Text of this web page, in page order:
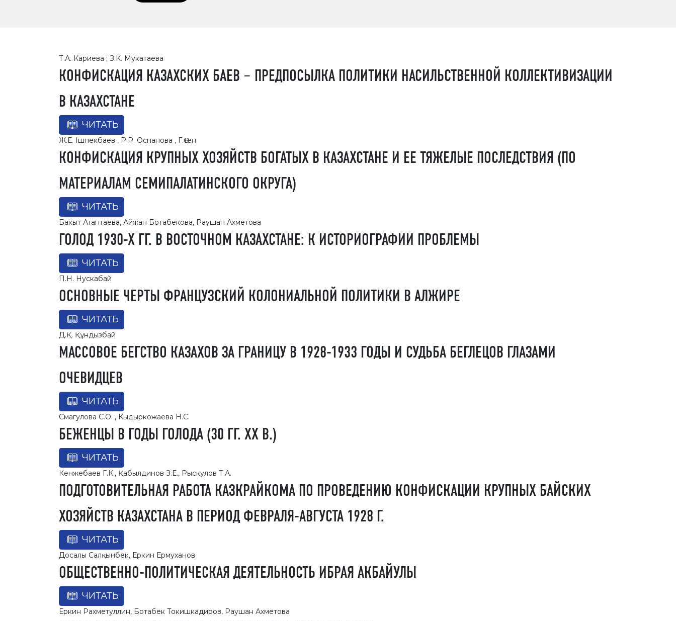
Т.А. Кариева ; З.К. Мукатаева
КОНФИСКАЦИЯ КАЗАХСКИХ БАЕВ – ПРЕДПОСЫЛКА ПОЛИТИКИ НАСИЛЬСТВЕННОЙ КОЛЛЕКТИВИЗАЦИИ
В КАЗАХСТАНЕ
ЧИТАТЬ
Ж.Е. Ішпекбаев , Р.Р. Оспанова , Г.Өтен
КОНФИСКАЦИЯ КРУПНЫХ ХОЗЯЙСТВ БОГАТЫХ В КАЗАХСТАНЕ И ЕЕ ТЯЖЕЛЫЕ ПОСЛЕДСТВИЯ (ПО
МАТЕРИАЛАМ СЕМИПАЛАТИНСКОГО ОКРУГА)
ЧИТАТЬ
Бакыт Атантаева, Айжан Ботабекова, Раушан Ахметова
ГОЛОД 1930-Х ГГ. В ВОСТОЧНОМ КАЗАХСТАНЕ: К ИСТОРИОГРАФИИ ПРОБЛЕМЫ
ЧИТАТЬ
П.Н. Нускабай
ОСНОВНЫЕ ЧЕРТЫ ФРАНЦУЗСКИЙ КОЛОНИАЛЬНОЙ ПОЛИТИКИ В АЛЖИРЕ
ЧИТАТЬ
Д.Қ. Құндызбай
МАССОВОЕ БЕГСТВО КАЗАХОВ ЗА ГРАНИЦУ В 1928-1933 ГОДЫ И СУДЬБА БЕГЛЕЦОВ ГЛАЗАМИ
ОЧЕВИДЦЕВ
ЧИТАТЬ
Смагулова С.О. , Кыдыркожаева Н.С.
БЕЖЕНЦЫ В ГОДЫ ГОЛОДА (30 ГГ. ХХ В.)
ЧИТАТЬ
Кенжебаев Г.К., Қабылдинов З.Е., Рыскулов Т.А.
ПОДГОТОВИТЕЛЬНАЯ РАБОТА КАЗКРАЙКОМА ПО ПРОВЕДЕНИЮ КОНФИСКАЦИИ КРУПНЫХ БАЙСКИХ
ХОЗЯЙСТВ КАЗАХСТАНА В ПЕРИОД ФЕВРАЛЯ-АВГУСТА 1928 Г.
ЧИТАТЬ
Досалы Салқынбек, Еркин Ермуханов
ОБЩЕСТВЕННО-ПОЛИТИЧЕСКАЯ ДЕЯТЕЛЬНОСТЬ ИБРАЯ АКБАЙУЛЫ
ЧИТАТЬ
Еркин Рахметуллин, Ботабек Токишкадиров, Раушан Ахметова